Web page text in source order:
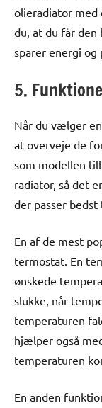
olieradiator
du, at du får den
sparer energi og
5.
Når du vælger
at overveje de
som modellen
radiator, så det
der passer bedst
En af de mest
termostat. En
ønskede
slukke, når
temperaturen
hjælper også
temperaturen
En anden